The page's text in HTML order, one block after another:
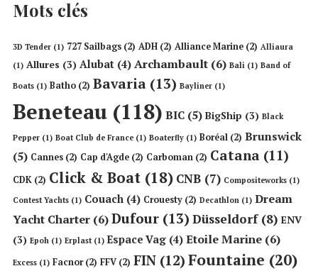
Mots clés
3D Tender (1) 727 Sailbags (2) ADH (2) Alliance Marine (2) Alliaura
(1) Allures (3) Alubat (4) Archambault (6) Bali (1) Band of
Boats (1) Batho (2) Bavaria (13) Bayliner (1)
Beneteau (118) BIC (5) BigShip (3) Black
Pepper (1) Boat Club de France (1) Boaterfly (1) Boréal (2) Brunswick
(5) Cannes (2) Cap d'Agde (2) Carboman (2) Catana (11)
CDK (2) Click & Boat (18) CNB (7) Compositeworks (1)
Contest Yachts (1) Couach (4) Crouesty (2) Decathlon (1) Dream
Yacht Charter (6)Dufour (13) Düsseldorf(8) ENV
(3) Epoh (1) Erplast (1) Espace Vag (4) Etoile Marine (6)
Excess (1) Facnor(2) FFV (2) FIN (12) Fountaine (20)